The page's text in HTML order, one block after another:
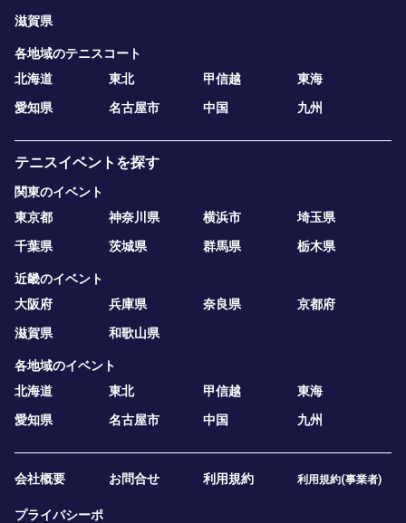
滋賀県
各地域のテニスコート
北海道
東北 甲信越
東海
愛知県
名古屋市 中国 九州
テニスイベントを探す
関東のイベント
東京都
神奈川県 横浜市
埼玉県
千葉県
茨城県 群馬県 栃木県
近畿のイベント
大阪府
兵庫県 奈良県
京都府
滋賀県
和歌山県
各地域のイベント
北海道
東北 甲信越
東海
愛知県
名古屋市 中国 九州
会社概要 お問合せ 利用規約 利用規約(事業者)
プライバシーポ